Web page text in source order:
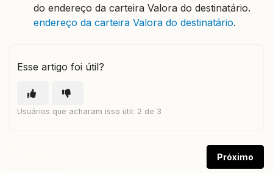
do endereço da carteira Valora do destinatário.
endereço da carteira Valora do destinatário.
Esse artigo foi útil?
Usuários que acharam isso útil: 2 de 3
Próximo